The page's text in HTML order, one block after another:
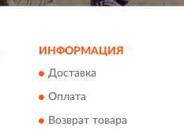
ИНФОРМАЦИЯ
Доставка
Оплата
Возврат товара